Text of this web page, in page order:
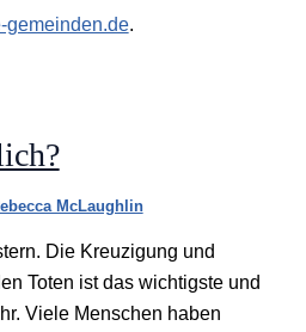
gemeinden.de.
McLaughlin
Die Kreuzigung und
Toten ist das wichtigste und
Viele Menschen haben